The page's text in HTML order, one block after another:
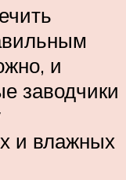
и
заводчики
и влажных